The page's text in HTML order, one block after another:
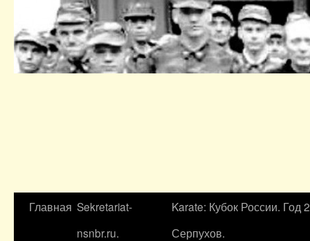
Главная Sekretariat-
nsnbr.ru.
Karate: Кубок России. Год
Серпухов.